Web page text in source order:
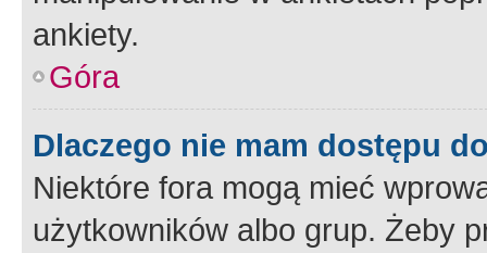
ankiety.
Góra
Dlaczego nie mam dostępu
Niektóre fora mogą mieć
użytkowników albo grup. Żeby